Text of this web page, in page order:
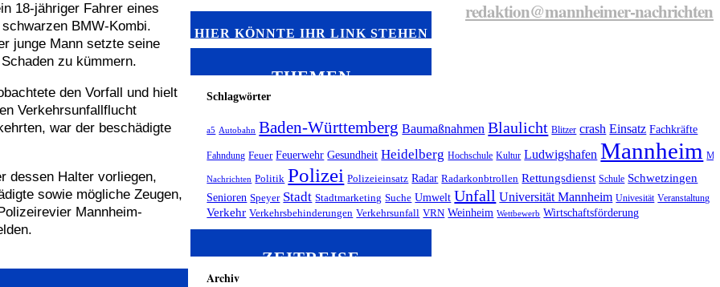
redaktion@mannheimer-
18-jähriger Fahrer eines
BMW-Kombi.
junge Mann setzte seine
zu kümmern.
den Vorfall und hielt
Verkehrsunfallflucht
war der beschädigte
dessen Halter vorliegen,
sowie mögliche Zeugen,
Mannheim-
HIER KÖNNTE IHR LINK STEHEN
THEMEN
Schlagwörter
a5 Autobahn Baden-Württemberg Baumaßnahmen Blaulicht Blitzer crash Einsatz Fachkräfte
Fahndung Feuer Feuerwehr Gesundheit Heidelberg Hochschule Kultur Ludwigshafen Mannheim
Nachrichten Politik Polizei Polizeieinsatz Radar Radarkonbtrollen Rettungsdienst Schule Schwetzingen
Senioren Speyer Stadt Stadtmarketing Suche Umwelt Unfall Universität Mannheim Univesität Veranstaltung
Verkehr Verkehrsbehinderungen Verkehrsunfall VRN Weinheim Wettbewerb Wirtschaftsförderung
ZEITREISE
Archiv